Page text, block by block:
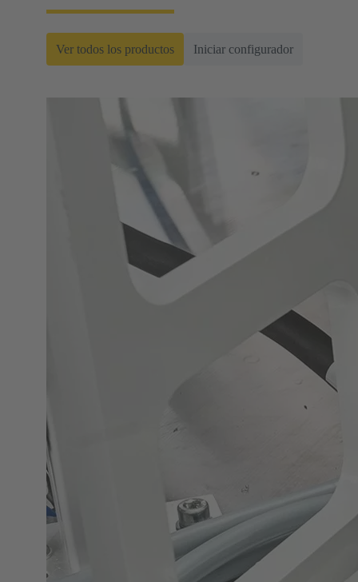
Ver todos los productos Iniciar configurador